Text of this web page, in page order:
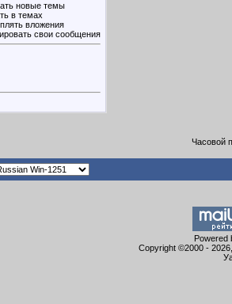
новые темы
в темах
вложения
свои сообщения
Часовой
Powered
Copyright ©2000 -